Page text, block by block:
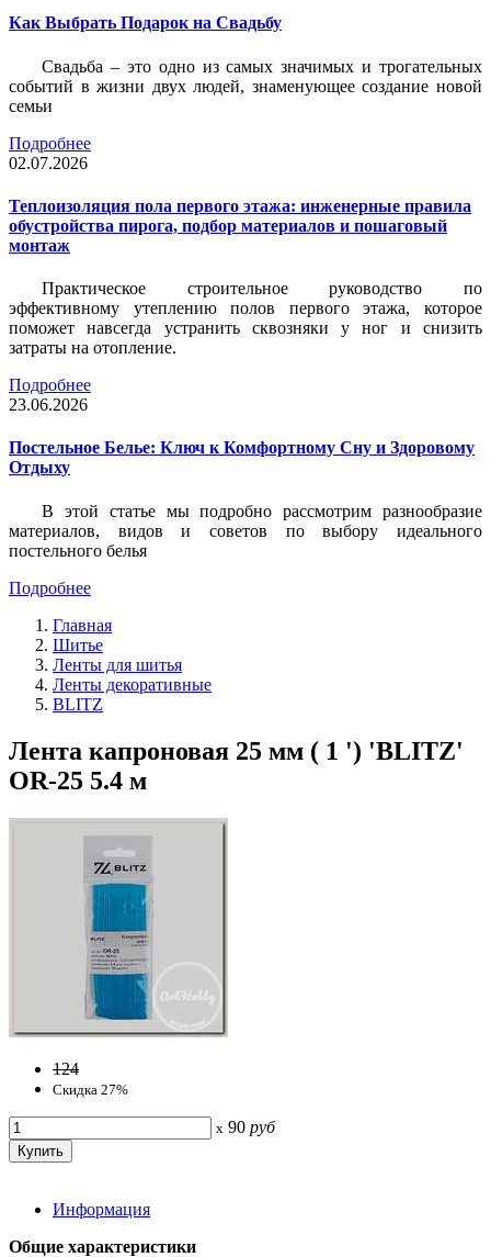
Как Выбрать Подарок на Свадьбу
Свадьба – это одно из самых значимых и трогательных
событий в жизни двух людей, знаменующее создание новой
семьи
Подробнее
02.07.2026
Теплоизоляция пола первого этажа: инженерные правила
обустройства пирога, подбор материалов и пошаговый
монтаж
Практическое строительное руководство по
эффективному утеплению полов первого этажа, которое
поможет навсегда устранить сквозняки у ног и снизить
затраты на отопление.
Подробнее
23.06.2026
Постельное Белье: Ключ к Комфортному Сну и Здоровому
Отдыху
В этой статье мы подробно рассмотрим разнообразие
материалов, видов и советов по выбору идеального
постельного белья
Подробнее
Главная
Шитье
Ленты для шитья
Ленты декоративные
BLITZ
Лента капроновая 25 мм ( 1 ') 'BLITZ'
OR-25 5.4 м
124
Скидка 27%
x 90 руб
Информация
Общие характеристики